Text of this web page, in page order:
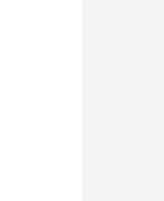
kebun ini sentasa